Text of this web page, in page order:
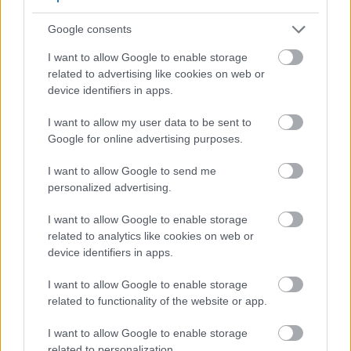
Google consents
I want to allow Google to enable storage
related to advertising like cookies on web or
device identifiers in apps.
I want to allow my user data to be sent to
Google for online advertising purposes.
I want to allow Google to send me
personalized advertising.
I want to allow Google to enable storage
related to analytics like cookies on web or
device identifiers in apps.
I want to allow Google to enable storage
related to functionality of the website or app.
I want to allow Google to enable storage
de nutrientes, garantindo que o corpo tira o máximo
proveito dos alimentos. Adicionar lentilhas às suas
digestiva.
Efeitos Protetores Contra
Doenças Crónicas
As lentilhas são uma excelente adição a qualquer
alimentação. Ajudam a proteger contra doenças
crónicas. Os seus nutrientes podem reduzir o risco
de obesidade, diabetes e alguns cancros. A sua fibra
mantém a digestão saudável e os antioxidantes
combatem o stress oxidativo.
Aqui estão as principais formas como as lentilhas